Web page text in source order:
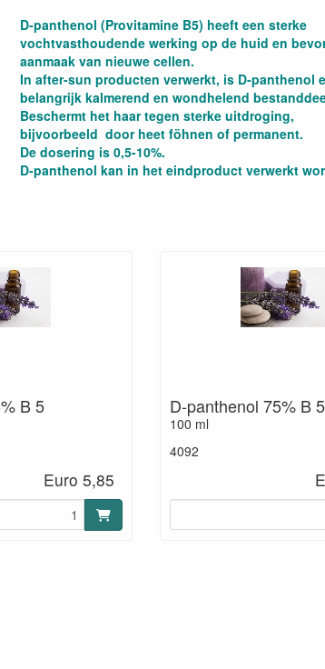
D-panthenol (Provitamine B5) heeft een sterke
vochtvasthoudende werking op de huid en
aanmaak van nieuwe cellen.
In after-sun producten verwerkt, is D-panthenol
belangrijk kalmerend en wondhelend
Beschermt het haar tegen sterke uitdroging,
bijvoorbeeld door heet föhnen of permanent.
De dosering is 0,5-10%.
D-panthenol kan in het eindproduct verwerkt
B 5
Euro 5,85
D-panthenol 75% B 5
100 ml
4092